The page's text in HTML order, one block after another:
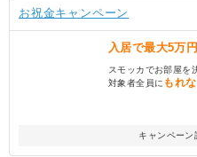
お祝金キャンペーン
入居で最大5万
スモッカでお部屋を
対象者全員に もれ
キャンペーン